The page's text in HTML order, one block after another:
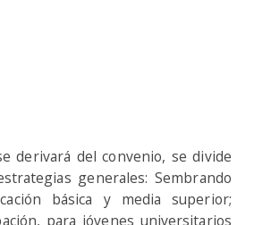
derivará del convenio, se divide
generales: Sembrando
básica y media superior;
para jóvenes universitarios